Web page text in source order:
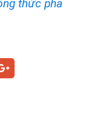
thức pha